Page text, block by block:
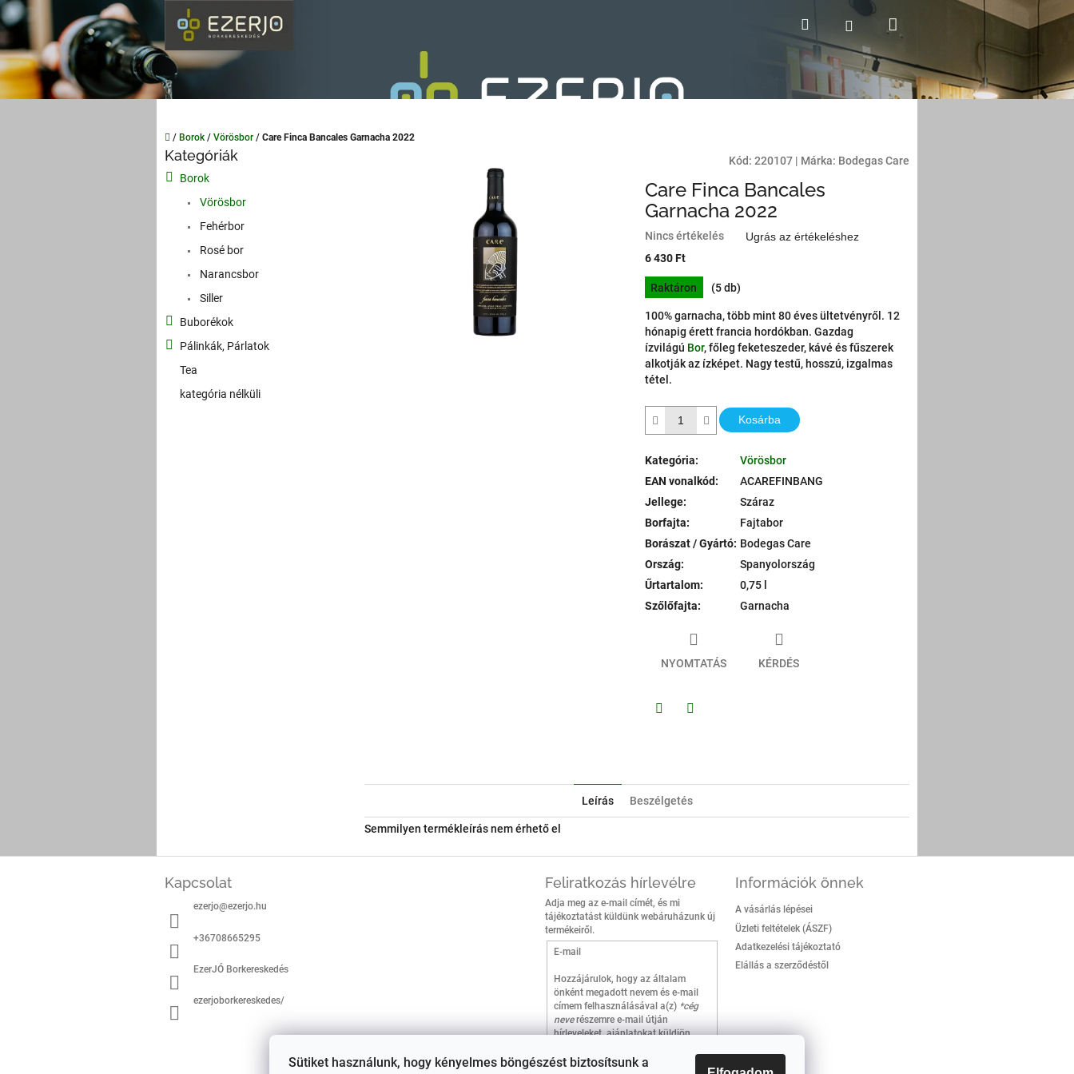
Sütiket használunk, hogy kényelmes böngészést biztosítsunk a
Ugrás
a
tartalomhoz
Keresés Bejelentkezés
Kezdőlap
/ Borok / Vörösbor / Care Finca Bancales Garnacha 2022
OKategóriák
átugrása
Kategóriák
Borok
Vörösbor
Fehérbor
Rosé bor
Narancsbor
Siller
Buborékok
Pálinkák, Párlatok
Tea
kategória nélküli
Kód: 220107 | Márka: Bodegas Care
Care Finca Bancales
Garnacha 2022
A
átlagos
értékelése
5-
ből
0,0
csillag.
Nincs értékelés
Ugrás az értékeléshez
6 430 Ft
Egységár:
Raktáron
(5 db)
100% garnacha, több mint 80 éves ültetvényről. 12
hónapig érett francia hordókban. Gazdag
ízvilágú Bor, főleg feketeszeder, kávé és fűszerek
alkotják az ízképet. Nagy testű, hosszú, izgalmas
tétel.
Kosárba
Kategória:
Vörösbor
EAN vonalkód:
ACAREFINBANG
Jellege:
Száraz
Borfajta:
Fajtabor
Borászat / Gyártó: Bodegas Care
Ország:
Spanyolország
Űrtartalom:
0,75 l
Szőlőfajta: Garnacha
NYOMTATÁS KÉRDÉS
Leírás Beszélgetés
Semmilyen termékleírás nem érhető el
Kapcsolat
ezerjo@ezerjo.hu
+36708665295
EzerJÓ Borkereskedés
ezerjoborkereskedes/
Feliratkozás hírlevélre
Adja meg az e-mail címét, és mi
tájékoztatást küldünk webáruházunk új
termékeiről.
E-mail
Hozzájárulok, hogy az általam
önként megadott nevem és e-mail
címem felhasználásával a(z) *cég
neverészemre e-mail útján
hírleveleket, ajánlatokat küldjön.
tájékoztatót elolvastam.
Információk önnek
A vásárlás lépései
Üzleti feltételek (ÁSZF)
Adatkezelési tájékoztató
Elállás a szerződéstől